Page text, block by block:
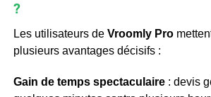
?
Les utilisateurs de Vroomly Pro
plusieurs avantages décisifs :
Gain de temps spectaculaire: devis